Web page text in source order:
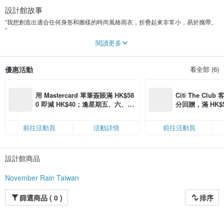
設計館故事
“我想創造出適合任何身形和圖樣的時尚風格雨衣，折疊起來非常小，易於攜帶。
”
November Rain 斗篷雨衣，創始人Belinda Coker，也是Envirosax 澳洲環保購物
的隨身包或置於車內置物盒，採用無水印製技術減少廢水排出，同時完美詮釋
November Rain 創立於2016年11月，在美國及英國推出，便受到歡迎。團隊更
承諾將所有收入的10％全部用於發展中國家的水資源提案，目前已資助了一個在
November Rain, 繽紛你的雨天:)
閱讀更多
優惠活動 看全部 (6)
用 Mastercard 單筆簽賬滿 HK$58
0 即減 HK$40；逢星期五、六、日
卡」結帳）
前往活動頁 活動詳情
Citi The Club
分回贈，滿
前往活動頁
設計館商品
November Rain Taiwan
篩選商品 ( 0 )
排序